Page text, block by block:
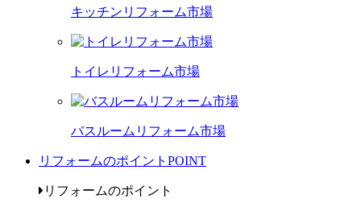
キッチンリフォーム市場
トイレリフォーム市場
バスルームリフォーム市場
リフォームのポイント POINT
リフォームのポイント